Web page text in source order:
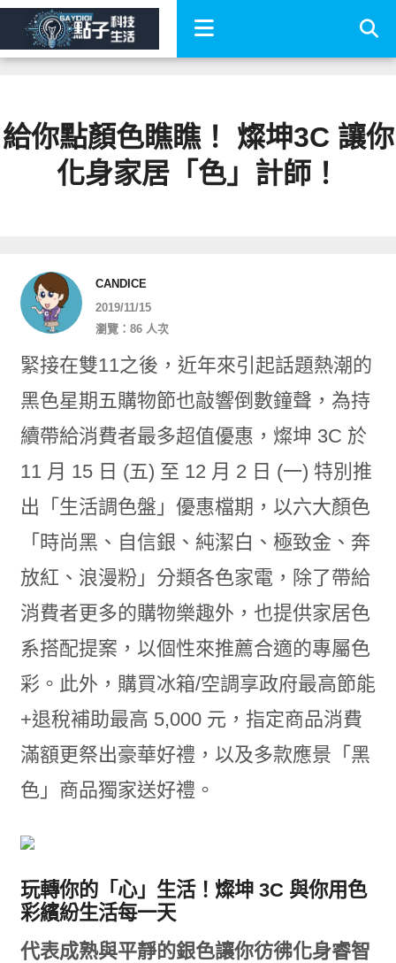
給你點顏色瞧瞧！ 燦坤3C 讓你
化身家居「色」計師！
CANDICE
2019/11/15
瀏覽：86 人次
緊接在雙11之後，近年來引起話題熱潮的
黑色星期五購物節也敲響倒數鐘聲，為持
續帶給消費者最多超值優惠，燦坤 3C 於
11 月 15 日 (五) 至 12 月 2 日 (一) 特別推
出「生活調色盤」優惠檔期，以六大顏色
「時尚黑、自信銀、純潔白、極致金、奔
放紅、浪漫粉」分類各色家電，除了帶給
消費者更多的購物樂趣外，也提供家居色
系搭配提案，以個性來推薦合適的專屬色
彩。此外，購買冰箱/空調享政府最高節能
+退稅補助最高 5,000 元，指定商品消費
滿額更祭出豪華好禮，以及多款應景「黑
色」商品獨家送好禮。
玩轉你的「心」生活！燦坤 3C 與你用色
彩繽紛生活每一天
代表成熟與平靜的銀色讓你彷彿化身睿智